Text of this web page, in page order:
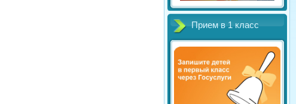
Прием в 1 класс